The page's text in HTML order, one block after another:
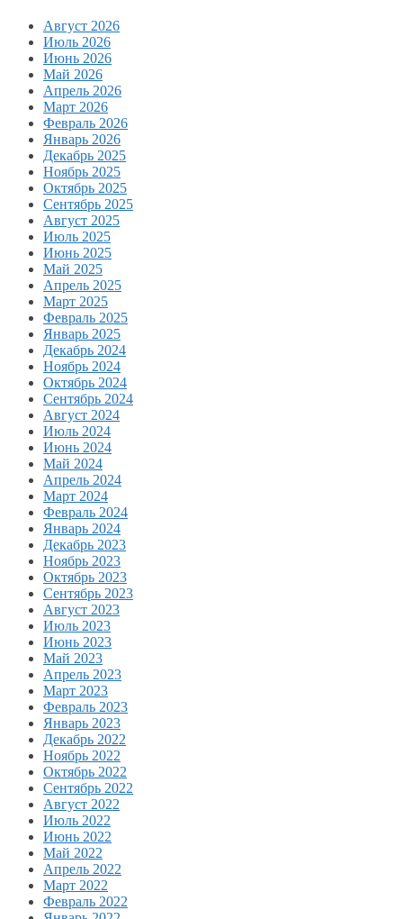
Август 2026
Июль 2026
Июнь 2026
Май 2026
Апрель 2026
Март 2026
Февраль 2026
Январь 2026
Декабрь 2025
Ноябрь 2025
Октябрь 2025
Сентябрь 2025
Август 2025
Июль 2025
Июнь 2025
Май 2025
Апрель 2025
Март 2025
Февраль 2025
Январь 2025
Декабрь 2024
Ноябрь 2024
Октябрь 2024
Сентябрь 2024
Август 2024
Июль 2024
Июнь 2024
Май 2024
Апрель 2024
Март 2024
Февраль 2024
Январь 2024
Декабрь 2023
Ноябрь 2023
Октябрь 2023
Сентябрь 2023
Август 2023
Июль 2023
Июнь 2023
Май 2023
Апрель 2023
Март 2023
Февраль 2023
Январь 2023
Декабрь 2022
Ноябрь 2022
Октябрь 2022
Сентябрь 2022
Август 2022
Июль 2022
Июнь 2022
Май 2022
Апрель 2022
Март 2022
Февраль 2022